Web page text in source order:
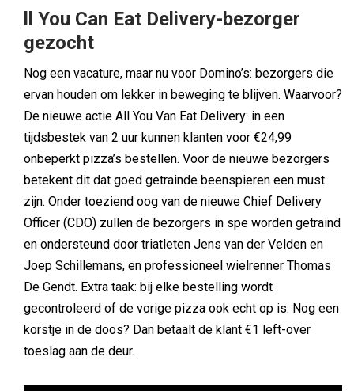
ll You Can Eat Delivery-bezorger
gezocht
Nog een vacature, maar nu voor Domino’s: bezorgers die
ervan houden om lekker in beweging te blijven. Waarvoor?
De nieuwe actie All You Van Eat Delivery: in een
tijdsbestek van 2 uur kunnen klanten voor €24,99
onbeperkt pizza’s bestellen. Voor de nieuwe bezorgers
betekent dit dat goed getrainde beenspieren een must
zijn. Onder toeziend oog van de nieuwe Chief Delivery
Officer (CDO) zullen de bezorgers in spe worden getraind
en ondersteund door triatleten Jens van der Velden en
Joep Schillemans, en professioneel wielrenner Thomas
De Gendt. Extra taak: bij elke bestelling wordt
gecontroleerd of de vorige pizza ook echt op is. Nog een
korstje in de doos? Dan betaalt de klant €1 left-over
toeslag aan de deur.